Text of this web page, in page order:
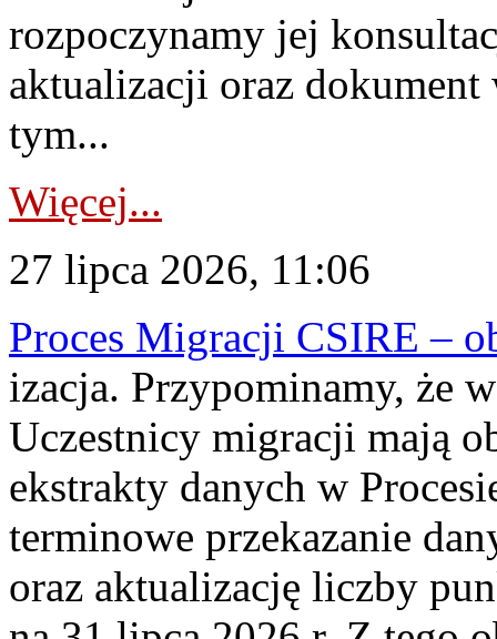
rozpoczynamy jej
aktualizacji oraz
tym...
Więcej...
27 lipca 2026, 11:06
Proces Migracji CSIRE –
izacja. Przypominamy, że
Uczestnicy migracji mają
ekstrakty danych w
terminowe przekazanie
oraz aktualizację liczby